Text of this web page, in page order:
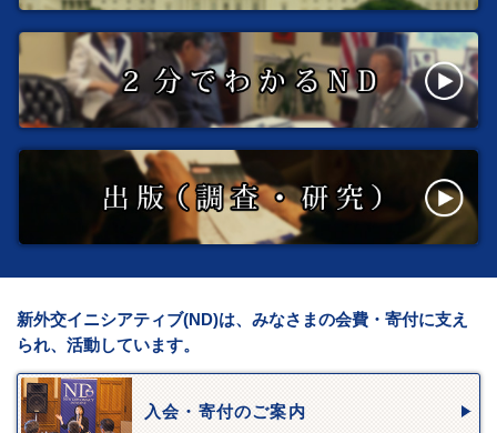
新外交イニシアティブ(ND)は、みなさまの会費・寄付に支え
られ、活動しています。
入会・寄付のご案内